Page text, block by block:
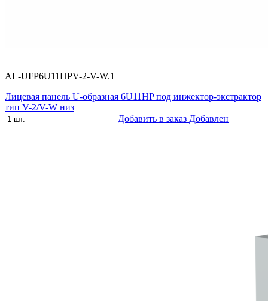
AL-UFP6U11HPV-2-V-W.1
Лицевая панель U-образная 6U11HP под инжектор-экстрактор
тип V-2/V-W низ
Добавить в заказ Добавлен